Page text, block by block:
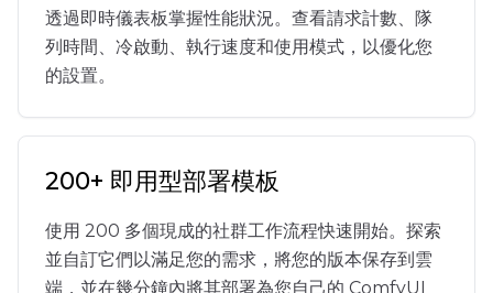
透過即時儀表板掌握性能狀況。查看請求計數、隊
列時間、冷啟動、執行速度和使用模式，以優化您
的設置。
200+ 即用型部署模板
使用 200 多個現成的社群工作流程快速開始。探索
並自訂它們以滿足您的需求，將您的版本保存到雲
端，並在幾分鐘內將其部署為您自己的 ComfyUI